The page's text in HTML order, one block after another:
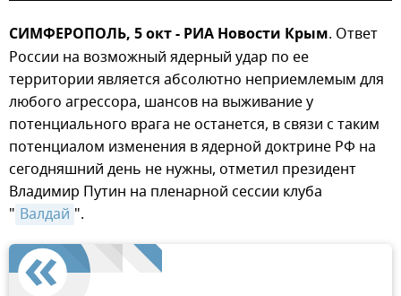
СИМФЕРОПОЛЬ, 5 окт - РИА Новости Крым. Ответ
России на возможный ядерный удар по ее
территории является абсолютно неприемлемым для
любого агрессора, шансов на выживание у
потенциального врага не останется, в связи с таким
потенциалом изменения в ядерной доктрине РФ на
сегодняшний день не нужны, отметил президент
Владимир Путин на пленарной сессии клуба
" Валдай ".